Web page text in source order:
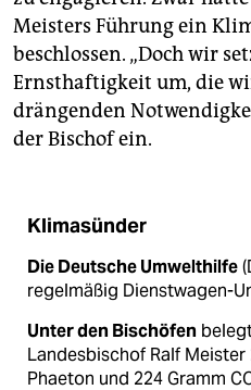
Meisters Führung ein
beschlossen. „Doch wir
Ernsthaftigkeit um, die
drängenden
der Bischof ein.
Klimasünder
Die Deutsche Umwelthilfe
regelmäßig Dienstwagen-
Unter den Bischöfen
Landesbischof Ralf
Phaeton und 224 Gramm